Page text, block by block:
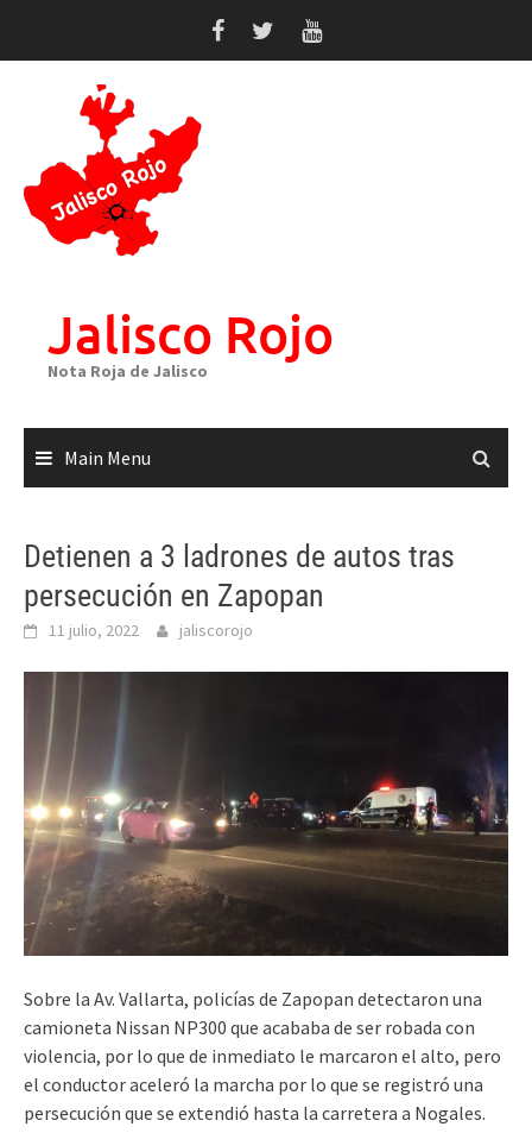
Jalisco Rojo
Nota Roja de Jalisco
Main Menu
Detienen a 3 ladrones de autos tras
persecución en Zapopan
11 julio, 2022 jaliscorojo
Sobre la Av. Vallarta, policías de Zapopan detectaron una
camioneta Nissan NP300 que acababa de ser robada con
violencia, por lo que de inmediato le marcaron el alto, pero
el conductor aceleró la marcha por lo que se registró una
persecución que se extendió hasta la carretera a Nogales.